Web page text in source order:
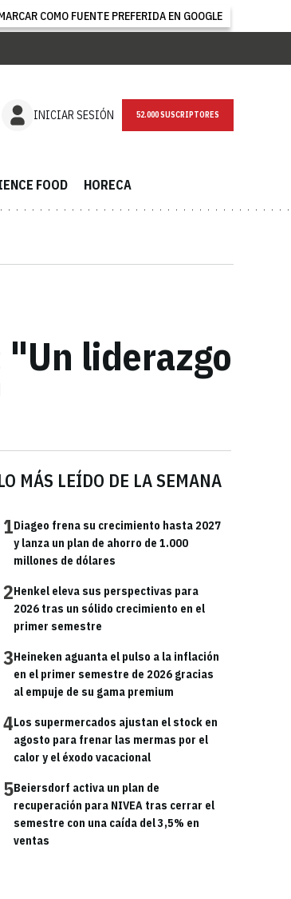
COMO FUENTE PREFERIDA EN GOOGLE
INICIAR SESIÓN NEWSLETTER
FOOD HORECA
"Un liderazgo
MÁS LEÍDO DE LA SEMANA
1Diageo frena su crecimiento hasta 2027
y lanza un plan de ahorro de 1.000
millones de dólares
2Henkel eleva sus perspectivas para
2026 tras un sólido crecimiento en el
primer semestre
3Heineken aguanta el pulso a la inflación
en el primer semestre de 2026 gracias
al empuje de su gama premium
4Los supermercados ajustan el stock en
agosto para frenar las mermas por el
calor y el éxodo vacacional
5Beiersdorf activa un plan de
recuperación para NIVEA tras cerrar el
semestre con una caída del 3,5% en
ventas